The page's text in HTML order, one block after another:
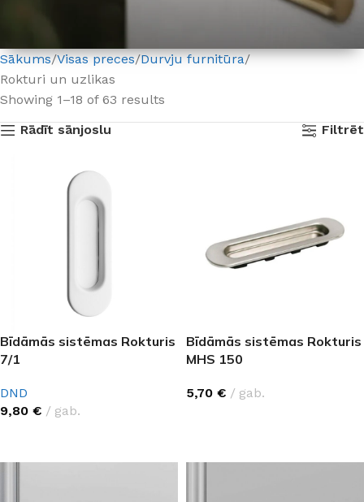
Visām veramām iekšdurvīm –
rokturis dāvanā!
*Rokturiem cenā līdz 15€
Sākums Visas preces Durvju furnitūra
Rokturi un uzlikas
Showing 1–18 of 63 results
Rādīt sānjoslu
Filtrēt
Bīdāmās sistēmas Rokturis
7/1
DND
9,80 € gab.
Bīdāmās sistēmas Rokturis
MHS 150
5,70 € gab.